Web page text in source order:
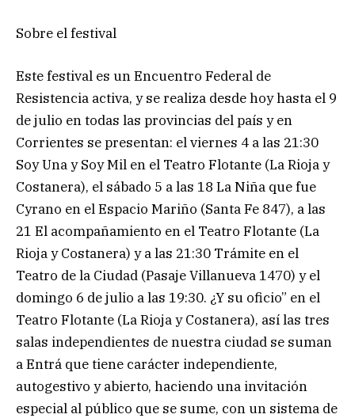
Sobre el festival
Este festival es un Encuentro Federal de
Resistencia activa, y se realiza desde hoy hasta el 9
de julio en todas las provincias del país y en
Corrientes se presentan: el viernes 4 a las 21:30
Soy Una y Soy Mil en el Teatro Flotante (La Rioja y
Costanera), el sábado 5 a las 18 La Niña que fue
Cyrano en el Espacio Mariño (Santa Fe 847), a las
21 El acompañamiento en el Teatro Flotante (La
Rioja y Costanera) y a las 21:30 Trámite en el
Teatro de la Ciudad (Pasaje Villanueva 1470) y el
domingo 6 de julio a las 19:30. ¿Y su oficio” en el
Teatro Flotante (La Rioja y Costanera), así las tres
salas independientes de nuestra ciudad se suman
a Entrá que tiene carácter independiente,
autogestivo y abierto, haciendo una invitación
especial al público que se sume, con un sistema de